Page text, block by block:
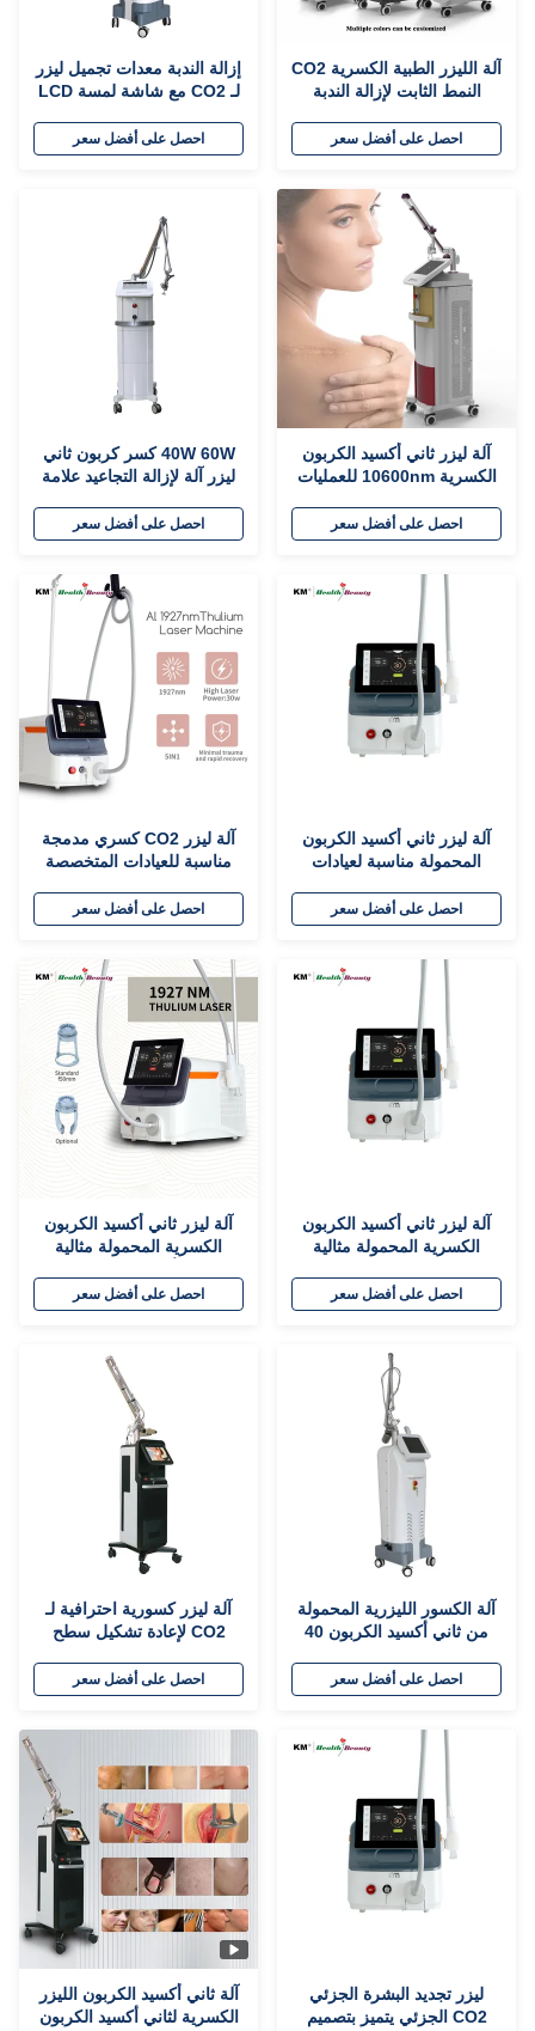
آلة الليزر الطبية الكسرية CO2
النمط الثابت لإزالة الندبة
احصل على أفضل سعر
إزالة الندبة معدات تجميل ليزر
لـ CO2 مع شاشة لمسة LCD
احصل على أفضل سعر
آلة ليزر ثاني أكسيد الكربون
الكسرية 10600nm للعمليات
احصل على أفضل سعر
40W 60W كسر كربون ثاني
ليزر آلة لإزالة التجاعيد علامة
احصل على أفضل سعر
آلة ليزر ثاني أكسيد الكربون
المحمولة مناسبة لعيادات
تقليل التجاعيد وتجديد الجلد
احصل على أفضل سعر
آلة ليزر CO2 كسري مدمجة
مناسبة للعيادات المتخصصة
ملمس البشرة
احصل على أفضل سعر
آلة ليزر ثاني أكسيد الكربون
الكسرية المحمولة مثالية
إزالة الندوب تجديد سطح الجلد
ومكافحة الشيخوخة
احصل على أفضل سعر
آلة ليزر ثاني أكسيد الكربون
الكسرية المحمولة مثالية
الندوب تجديد الجلد وعلاج حب
الشباب
احصل على أفضل سعر
آلة الكسور الليزرية المحمولة
من ثاني أكسيد الكربون 40
احصل على أفضل سعر
آلة ليزر كسورية احترافية لـ
CO2 لإعادة تشكيل سطح
احصل على أفضل سعر
ليزر تجديد البشرة الجزئي
CO2 الجزئي يتميز بتصميم
آلة ثاني أكسيد الكربون الليزر
الكسرية لثاني أكسيد الكربون